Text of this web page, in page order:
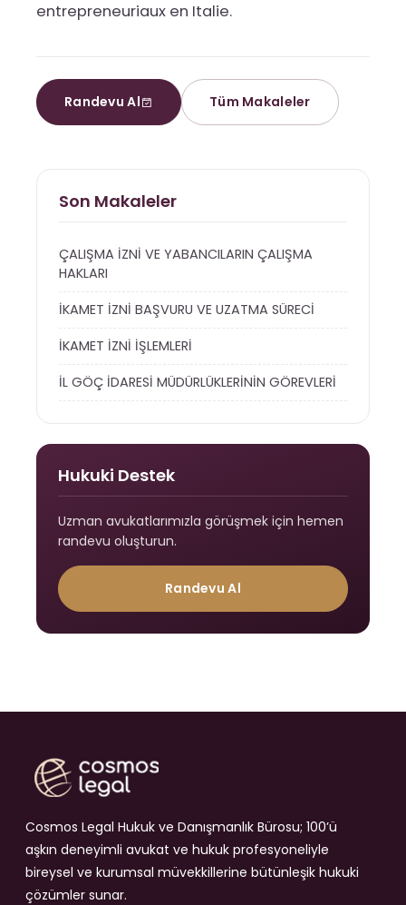
entrepreneuriaux en Italie.
Randevu Al Tüm Makaleler
Son Makaleler
ÇALIŞMA İZNİ VE YABANCILARIN ÇALIŞMA
HAKLARI
İKAMET İZNİ BAŞVURU VE UZATMA SÜRECİ
İKAMET İZNİ İŞLEMLERİ
İL GÖÇ İDARESİ MÜDÜRLÜKLERİNİN GÖREVLERİ
Hukuki Destek
Uzman avukatlarımızla görüşmek için hemen
randevu oluşturun.
Randevu Al
Cosmos Legal Hukuk ve Danışmanlık Bürosu; 100’ü
aşkın deneyimli avukat ve hukuk profesyoneliyle
bireysel ve kurumsal müvekkillerine bütünleşik hukuki
çözümler sunar.